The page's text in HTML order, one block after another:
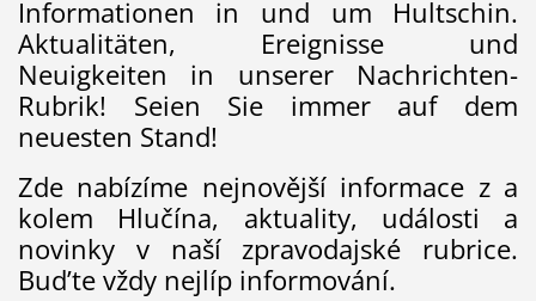
Informationen in und um Hultschin.
Aktualitäten, Ereignisse und
Neuigkeiten in unserer Nachrichten-
Rubrik! Seien Sie immer auf dem
neuesten Stand!
Zde nabízíme nejnovější informace z a
kolem Hlučína, aktuality, události a
novinky v naší zpravodajské rubrice.
Bud’te vždy nejlíp informování.